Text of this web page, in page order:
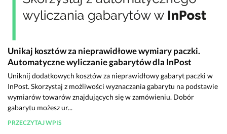
Unikaj kosztów za nieprawidłowe wymiary paczki.
Automatyczne wyliczanie gabarytów dla InPost
Uniknij dodatkowych kosztów za nieprawidłowy gabaryt paczki w
InPost. Skorzystaj z możliwości wyznaczania gabarytu na podstawie
wymiarów towarów znajdujących się w zamówieniu. Dobór
gabarytu możesz ur...
PRZECZYTAJ WPIS